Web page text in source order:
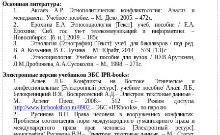
Основная литература:
1.
Аклаев А.Р. Этнополитическая конфликтология: Анализ и
менеджмент: Учебное пособие. – М.: Дело, 2005. – 472с.
2.
Ерохина Е.А. Этносоциология [Текст]: учеб. пособие / Е.А.
Ерохина; Сиб. гос.ун-т телекоммуникаций и информатики. –
Новосибирск : [б. и.], 2009. – 185с.
3.
Этнология (Этнография) [Текст]: учеб. для бакалавров / под ред.
В. А. Козьмина, В. С. Бузина. – М.: Юрайт, 2014. – 579, [13] с.
4. Этносоциология: Учебное пособие для вузов / Ю.В.Арутюнян,
Л.М.Дробижева, А.А.Сусоколов. – М., 1998. – 271с.
Электронные версии учебников ЭБС IPR-books:
1.
Алаев Л.Б. Конфликты на Востоке. Этнические и
конфессиональные [Электронный ресурс]: учебное пособие/ Алаев Л.Б.,
Белокреницкий В.Я., Воскресенский А.Д.– Электрон. текстовые данные.–
М.: Аспект Пресс, 2008.– 512 c.– Режим доступа:
http://www.iprbookshop.ru/8902.– ЭБС «IPRbooks», по паролю
2.
Русинова В.Н. Права человека в вооруженных конфликтах.
Проблемы соотношения норм международного гуманитарного права и
международного права прав человека [Электронный ресурс]: